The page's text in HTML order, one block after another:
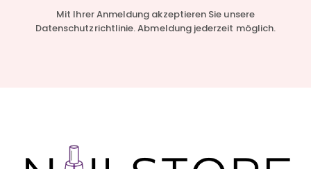
Mit Ihrer Anmeldung akzeptieren Sie unsere
Datenschutzrichtlinie. Abmeldung jederzeit möglich.